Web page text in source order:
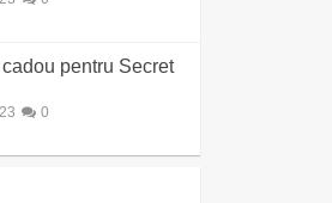
pentru Secret
0